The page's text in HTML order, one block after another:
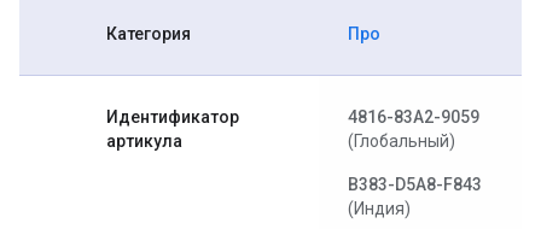
Категория Про
Идентификатор
артикула
4816-83A2-9059
(Глобальный)
B383-D5A8-F843
(Индия)